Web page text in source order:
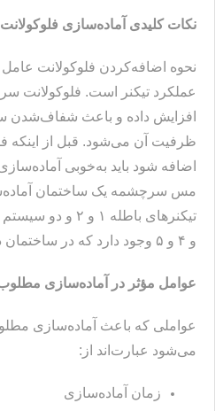
نکات کلیدی آماده‌سازی فلوکولانت
نحوه اضافه‌کردن فلوکولانت عامل
عملکرد تیکنر است. فلوکولانت
افزایش داده و باعث شفاف‌شدن
ظرفیت آن می‌شود. قبل از اینکه
اضافه شود باید به‌خوبی
مس سرچشمه یک ساختمان
و ۴ و ۵ وجود دارد که در ساختمان دیگری قرار دارد.
عوامل مؤثر در آماده‌سازی
عواملی که باعث آماده‌سازی
می‌شود عبارت‌اند از:
زمان آماده‌سازی